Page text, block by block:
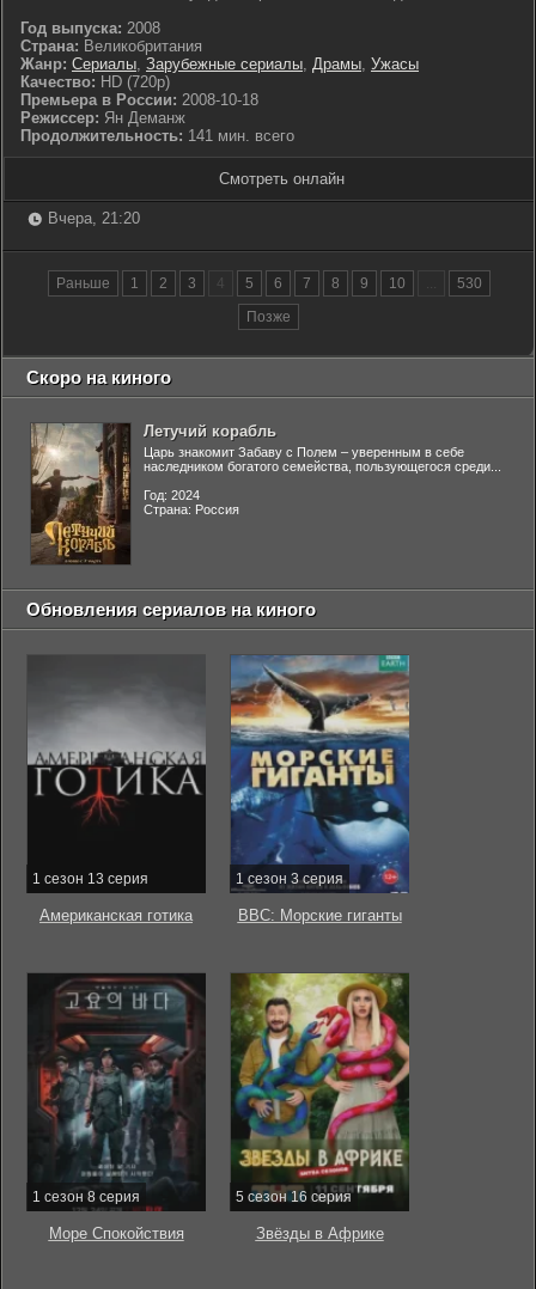
Год выпуска: 2008
Страна: Великобритания
Жанр: Сериалы, Зарубежные сериалы, Драмы, Ужасы
Качество: HD (720p)
Премьера в России: 2008-10-18
Режиссер: Ян Деманж
Продолжительность: 141 мин. всего
Смотреть онлайн
Вчера, 21:20
Раньше 1 2 3 5 6 7 8 9 10 ...
530
Позже
Скоро на киного
Летучий корабль
Царь знакомит Забаву с Полем – уверенным в себе
наследником богатого семейства, пользующегося среди...
Год: 2024
Страна: Россия
Обновления сериалов на киного
1 сезон 13 серия
Американская готика
1 сезон 3 серия
BBC: Морские гиганты
1 сезон 8 серия
Море Спокойствия
5 сезон 16 серия
Звёзды в Африке